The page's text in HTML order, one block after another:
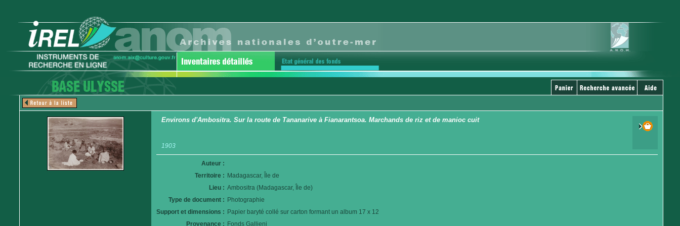
Environs d'Ambositra. Sur la route de Tananarive à Fianarantsoa. Marchands de riz et de manioc cuit
1903
Auteur :
Territoire : Madagascar, Île de
Lieu : Ambositra (Madagascar, Île de)
Type de document : Photographie
Support et dimensions : Papier baryté collé sur carton formant un album 17 x 12
Provenance : Fonds Gallieni